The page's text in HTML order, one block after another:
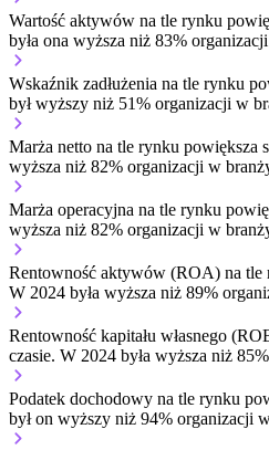
Wartość aktywów na tle rynku
była ona wyższa niż 83%
Wskaźnik zadłużenia na tle rynku
był wyższy niż 51% organizacji w
Marża netto na tle rynku powiększa
wyższa niż 82% organizacji w
Marża operacyjna na tle rynku
wyższa niż 82% organizacji w
Rentowność aktywów (ROA) na tle
W 2024 była wyższa niż 89%
Rentowność kapitału własnego
czasie. W 2024 była wyższa niż
Podatek dochodowy na tle rynku
był on wyższy niż 94% organizacji